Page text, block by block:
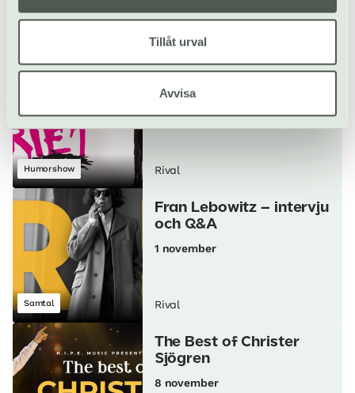
Tillåt urval
Avvisa
Rival
Humorshow
Marika och klimakteriet
31 oktober
Rival
Samtal
Fran Lebowitz – intervju
och Q&A
1 november
Rival
The Best of Christer
Sjögren
8 november